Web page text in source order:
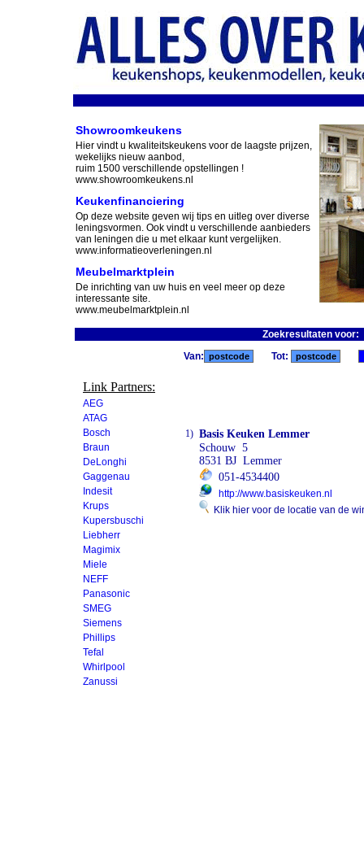
Showroomkeukens
Hier vindt u kwaliteitskeukens voor de laagste prijzen,
wekelijks nieuw aanbod,
ruim 1500 verschillende opstellingen !
www.showroomkeukens.nl
Keukenfinanciering
Op deze website geven wij tips en uitleg over diverse
leningsvormen. Ook vindt u verschillende aanbieders
van leningen die u met elkaar kunt vergelijken.
www.informatieoverleningen.nl
Meubelmarktplein
De inrichting van uw huis en veel meer op deze
interessante site.
www.meubelmarktplein.nl
Zoekresultaten voor:
Link Partners:
AEG
ATAG
Bosch
Braun
DeLonghi
Gaggenau
Indesit
Krups
Kupersbuschi
Liebherr
Magimix
Miele
NEFF
Panasonic
SMEG
Siemens
Phillips
Tefal
Whirlpool
Zanussi
Van: Tot:
1) Basis Keuken Lemmer
Schouw 5
8531 BJ Lemmer
051-4534400
http://www.basiskeuken.nl
Klik hier voor de locatie van de